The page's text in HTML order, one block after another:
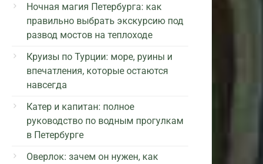
Ночная магия Петербурга: как
правильно выбрать экскурсию под
развод мостов на теплоходе
Круизы по Турции: море, руины и
впечатления, которые остаются
навсегда
Катер и капитан: полное
руководство по водным прогулкам
в Петербурге
Оверлок: зачем он нужен, как